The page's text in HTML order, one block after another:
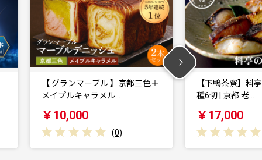
【下鴨茶寮】料亭の西京焼き 6
種6切 | 京都 老…
￥17,000
(0)
【創味】ハコネ
個 計10個セット…
￥10,000